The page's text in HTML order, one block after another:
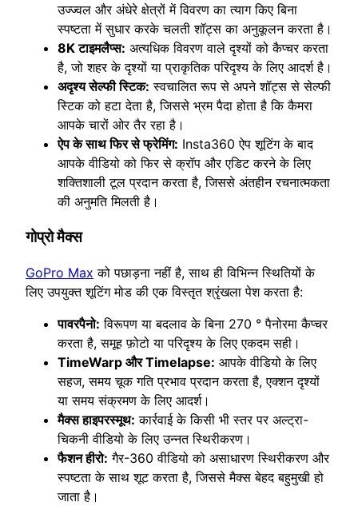
उज्ज्वल और अंधेरे क्षेत्रों में विवरण का त्याग किए बिना
स्पष्टता में सुधार करके चलती शॉट्स का अनुकूलन करता है।
8K टाइमलैप्स: अत्यधिक विवरण वाले दृश्यों को कैप्चर करता
है, जो शहर के दृश्यों या प्राकृतिक परिदृश्य के लिए आदर्श है।
अदृश्य सेल्फी स्टिक: स्वचालित रूप से अपने शॉट्स से सेल्फी
स्टिक को हटा देता है, जिससे भ्रम पैदा होता है कि कैमरा
आपके चारों ओर तैर रहा है।
ऐप के साथ फिर से फ्रेमिंग: Insta360 ऐप शूटिंग के बाद
आपके वीडियो को फिर से क्रॉप और एडिट करने के लिए
शक्तिशाली टूल प्रदान करता है, जिससे अंतहीन रचनात्मकता
की अनुमति मिलती है।
गोप्रो मैक्स
GoPro Max को पछाड़ना नहीं है, साथ ही विभिन्न स्थितियों के
लिए उपयुक्त शूटिंग मोड की एक विस्तृत श्रृंखला पेश करता है:
पावरपैनो: विरूपण या बदलाव के बिना 270 ° पैनोरमा कैप्चर
करता है, समूह फ़ोटो या परिदृश्य के लिए एकदम सही।
TimeWarp और Timelapse: आपके वीडियो के लिए
सहज, समय चूक गति प्रभाव प्रदान करता है, एक्शन दृश्यों
या समय संक्रमण के लिए आदर्श।
मैक्स हाइपरस्मूथ: कार्रवाई के किसी भी स्तर पर अल्ट्रा-
चिकनी वीडियो के लिए उन्नत स्थिरीकरण।
फैशन हीरो: गैर-360 वीडियो को असाधारण स्थिरीकरण और
स्पष्टता के साथ शूट करता है, जिससे मैक्स बेहद बहुमुखी हो
जाता है।